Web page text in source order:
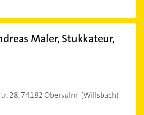
Maler, Stukkateur,
28,74182 Obersulm (Willsbach)